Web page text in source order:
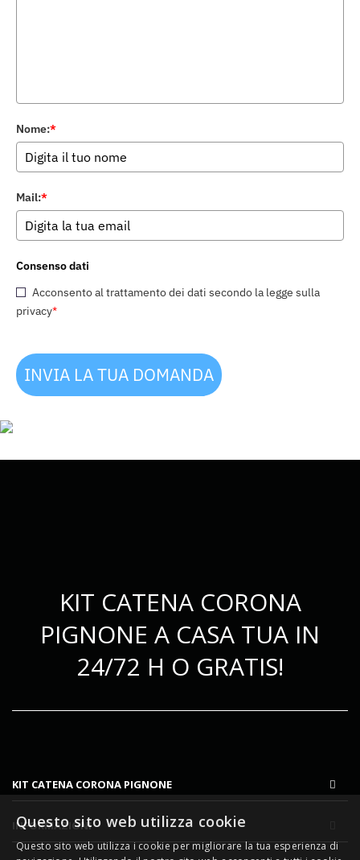
Nome:*
Mail:*
Consenso dati
Acconsento al trattamento dei dati secondo la legge sulla
privacy*
INVIA LA TUA DOMANDA
KIT CATENA CORONA
PIGNONE A CASA TUA IN
24/72 H O GRATIS!
KIT CATENA CORONA PIGNONE
INFORMAZIONI
Questo sito web utilizza cookie
Questo sito web utilizza i cookie per migliorare la tua esperienza di